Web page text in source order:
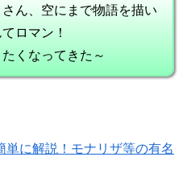
ん、空にまで物語を描い
ロマン！
くなってきた～
単に解説！モナリザ等の有名